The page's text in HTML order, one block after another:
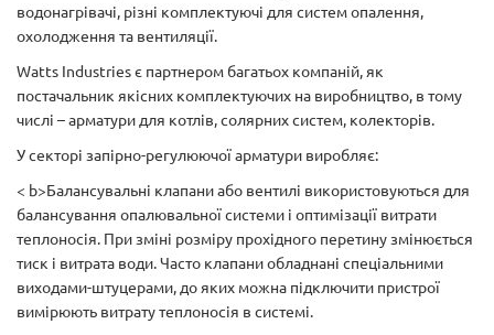
водонагрівачі, різні комплектуючі для систем опалення,
охолодження та вентиляції.
Watts Industries є партнером багатьох компаній, як
постачальник якісних комплектуючих на виробництво, в тому
числі – арматури для котлів, солярних систем, колекторів.
У секторі запірно-регулюючої арматури виробляє:
< b>Балансувальні клапани або вентилі використовуються для
балансування опалювальної системи і оптимізації витрати
теплоносія. При зміні розміру прохідного перетину змінюється
тиск і витрата води. Часто клапани обладнані спеціальними
виходами-штуцерами, до яких можна підключити пристрої
вимірюють витрату теплоносія в системі.